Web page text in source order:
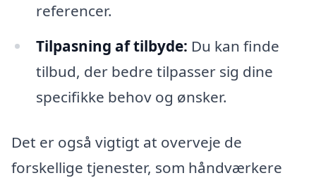
referencer.
Tilpasning af tilbyde: Du kan finde
tilbud, der bedre tilpasser sig dine
specifikke behov og ønsker.
Det er også vigtigt at overveje de
forskellige tjenester, som håndværkere